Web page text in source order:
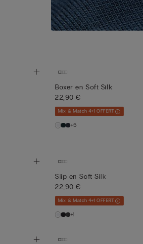
Boxer en Soft Silk
22,90 €
Mix & Match 4+1 OFFERT
+5
Slip en Soft Silk
22,90 €
Mix & Match 4+1 OFFERT
+1